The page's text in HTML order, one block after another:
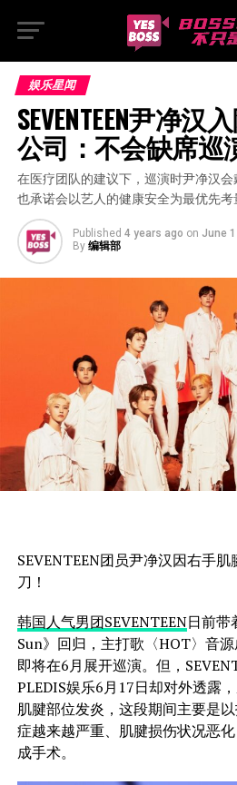
娱乐星闻
SEVENTEEN尹净
公司：不会缺席巡
在医疗团队的建议下，巡演时尹净汉
也承诺会以艺人的健康安全为最优先考
Published 4 years ago on June
By 编辑部
SEVENTEEN团员尹净汉因右手
刀！
韩国人气男团SEVENTEEN日前带
Sun》回归，主打歌〈HOT〉音
即将在6月展开巡演。但，
PLEDIS娱乐6月17日却对外透露
肌腱部位发炎，这段期间主要是
症越来越严重、肌腱损伤状况恶
成手术。